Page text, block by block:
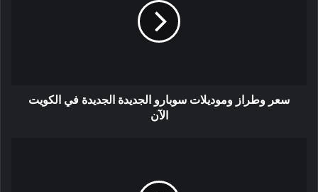
سعر وطراز وموديلات سوبارو الجديدة الجديدة في الكويت
الآن